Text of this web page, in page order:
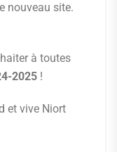
nouveau site.
à toutes
2025 !
et vive Niort